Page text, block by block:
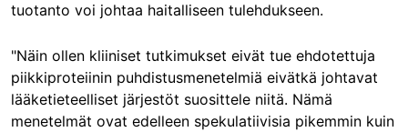
tuotanto voi johtaa haitalliseen tulehdukseen.
"Näin ollen kliiniset tutkimukset eivät tue ehdotettuja
piikkiproteiinin puhdistusmenetelmiä eivätkä johtavat
lääketieteelliset järjestöt suosittele niitä. Nämä
menetelmät ovat edelleen spekulatiivisia pikemmin kuin